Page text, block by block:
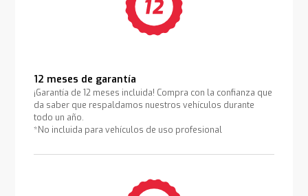
12 meses de garantía
¡Garantía de 12 meses incluida! Compra con la confianza que
da saber que respaldamos nuestros vehículos durante
todo un año.
*No incluida para vehículos de uso profesional